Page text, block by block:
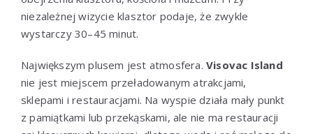
niezależnej wizycie klasztor podaje, że zwykle
wystarczy 30–45 minut.
Największym plusem jest atmosfera. Visovac Island
nie jest miejscem przeładowanym atrakcjami,
sklepami i restauracjami. Na wyspie działa mały punkt
z pamiątkami lub przekąskami, ale nie ma restauracji